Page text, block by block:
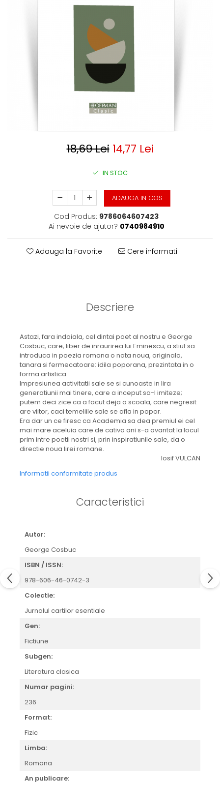
Publicistica / Reportaje / Interviuri
Sociologie si filozofie18,69 Lei 14,77 Lei
IN STOC
ADAUGA IN COS
Cod Produs: 9786064607423
Ai nevoie de ajutor? 0740984910
Adauga la Favorite Cere informatii
Descriere
Astazi, fara indoiala, cel dintai poet al nostru e George
Cosbuc, care, liber de inraurirea lui Eminescu, a stiut sa
introduca in poezia romana o nota noua, originala,
tanara si fermecatoare: idila poporana, prezintata in o
forma artistica.
Impresiunea activitatii sale se si cunoaste in lira
generatiunii mai tinere, care a inceput sa-l imiteze;
putem deci zice ca a facut deja o scoala, care negresit
are viitor, caci temeliile sale se afla in popor.
Era dar un ce firesc ca Academia sa dea premiul ei cel
mai mare aceluia care de cativa ani s-a avantat la locul
prim intre poetii nostri si, prin inspiratiunile sale, da o
directie noua lirei romane.
Iosif VULCAN
Informatii conformitate produs
Caracteristici
Autor:
George Cosbuc
ISBN / ISSN:
978-606-46-0742-3
Colectie:
Jurnalul cartilor esentiale
Gen:
Fictiune
Subgen:
Literatura clasica
Numar pagini:
236
Format:
Fizic
Limba:
Romana
An publicare: